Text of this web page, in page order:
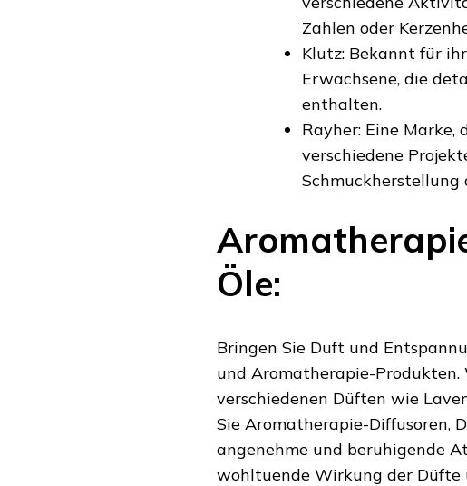
Zahlen oder
Klutz: Bekannt für
Erwachsene, die
enthalten.
Rayher: Eine
verschiedene
Schmuckherstellung
Öle:
Bringen Sie Duft und
und Aromatherapie-
verschiedenen Düften wie
Sie Aromatherapie-Diffusoren,
angenehme und beruhigende
wohltuende Wirkung der Düfte